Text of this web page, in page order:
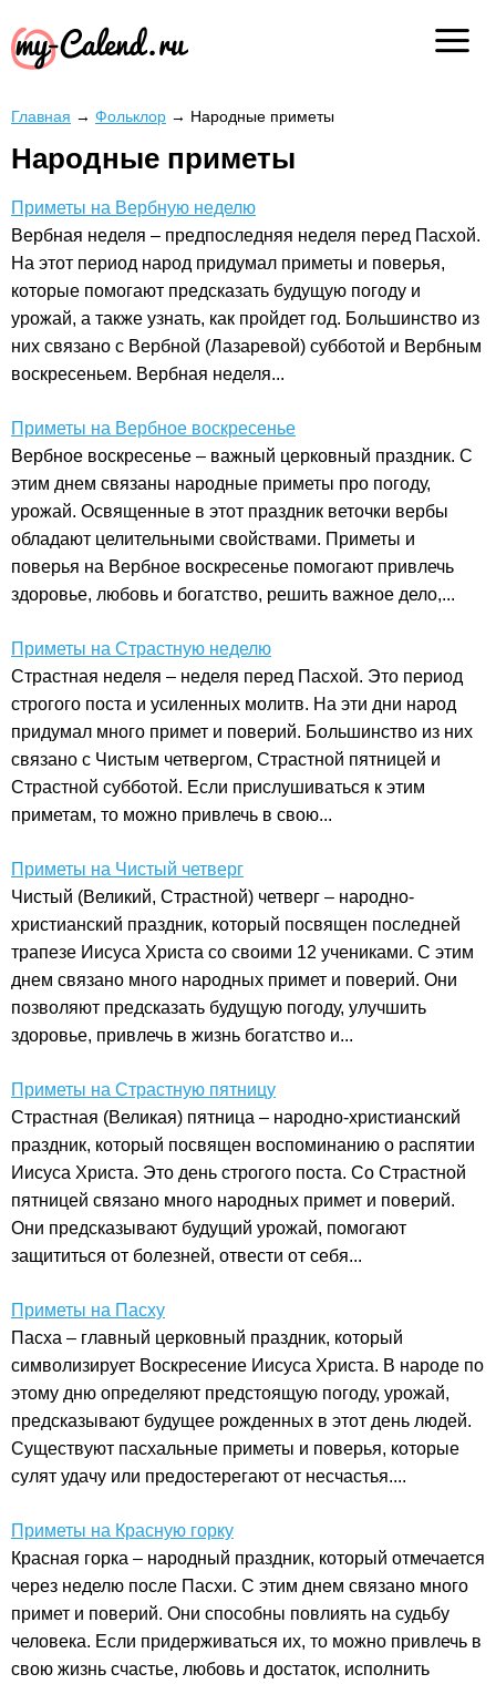
Главная → Фольклор → Народные приметы
Народные приметы
Приметы на Вербную неделю
Вербная неделя – предпоследняя неделя перед Пасхой.
На этот период народ придумал приметы и поверья,
которые помогают предсказать будущую погоду и
урожай, а также узнать, как пройдет год. Большинство из
них связано с Вербной (Лазаревой) субботой и Вербным
воскресеньем. Вербная неделя...
Приметы на Вербное воскресенье
Вербное воскресенье – важный церковный праздник. С
этим днем связаны народные приметы про погоду,
урожай. Освященные в этот праздник веточки вербы
обладают целительными свойствами. Приметы и
поверья на Вербное воскресенье помогают привлечь
здоровье, любовь и богатство, решить важное дело,...
Приметы на Страстную неделю
Страстная неделя – неделя перед Пасхой. Это период
строгого поста и усиленных молитв. На эти дни народ
придумал много примет и поверий. Большинство из них
связано с Чистым четвергом, Страстной пятницей и
Страстной субботой. Если прислушиваться к этим
приметам, то можно привлечь в свою...
Приметы на Чистый четверг
Чистый (Великий, Страстной) четверг – народно-
христианский праздник, который посвящен последней
трапезе Иисуса Христа со своими 12 учениками. С этим
днем связано много народных примет и поверий. Они
позволяют предсказать будущую погоду, улучшить
здоровье, привлечь в жизнь богатство и...
Приметы на Страстную пятницу
Страстная (Великая) пятница – народно-христианский
праздник, который посвящен воспоминанию о распятии
Иисуса Христа. Это день строгого поста. Со Страстной
пятницей связано много народных примет и поверий.
Они предсказывают будущий урожай, помогают
защититься от болезней, отвести от себя...
Приметы на Пасху
Пасха – главный церковный праздник, который
символизирует Воскресение Иисуса Христа. В народе по
этому дню определяют предстоящую погоду, урожай,
предсказывают будущее рожденных в этот день людей.
Существуют пасхальные приметы и поверья, которые
сулят удачу или предостерегают от несчастья....
Приметы на Красную горку
Красная горка – народный праздник, который отмечается
через неделю после Пасхи. С этим днем связано много
примет и поверий. Они способны повлиять на судьбу
человека. Если придерживаться их, то можно привлечь в
свою жизнь счастье, любовь и достаток, исполнить